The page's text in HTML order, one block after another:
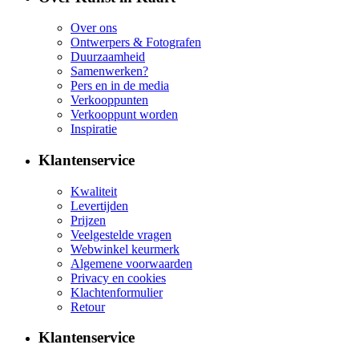
Over ons
Ontwerpers & Fotografen
Duurzaamheid
Samenwerken?
Pers en in de media
Verkooppunten
Verkooppunt worden
Inspiratie
Klantenservice
Kwaliteit
Levertijden
Prijzen
Veelgestelde vragen
Webwinkel keurmerk
Algemene voorwaarden
Privacy en cookies
Klachtenformulier
Retour
Klantenservice